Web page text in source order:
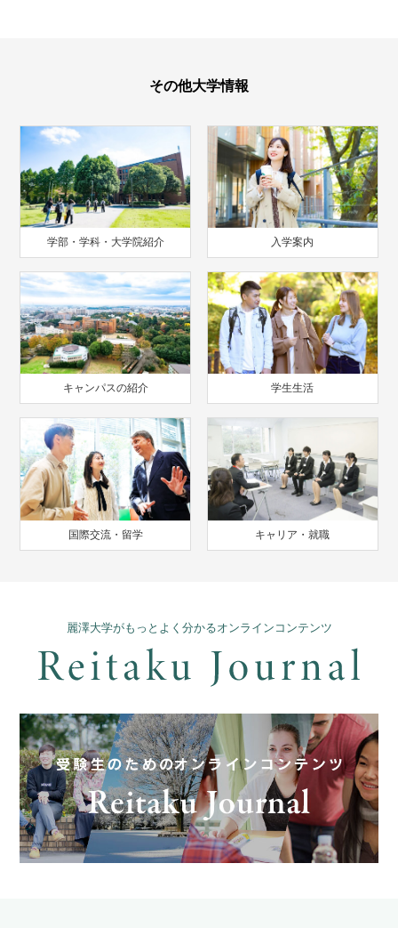
その他大学情報
学部・学科・大学院紹介 入学案内
キャンパスの紹介 学生生活
国際交流・留学 キャリア・就職
麗澤大学がもっとよく分かるオンラインコンテンツ